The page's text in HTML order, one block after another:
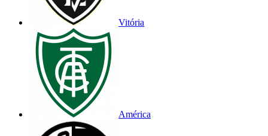
Vitória
América